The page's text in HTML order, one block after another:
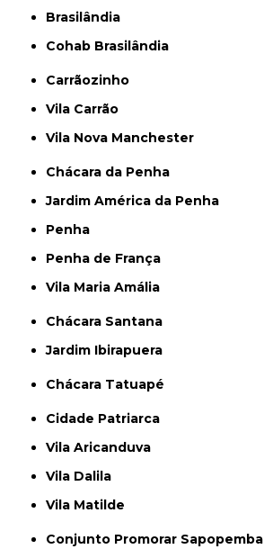
Brasilândia
Cohab Brasilândia
Carrãozinho
Vila Carrão
Vila Nova Manchester
Chácara da Penha
Jardim América da Penha
Penha
Penha de França
Vila Maria Amália
Chácara Santana
Jardim Ibirapuera
Chácara Tatuapé
Cidade Patriarca
Vila Aricanduva
Vila Dalila
Vila Matilde
Conjunto Promorar Sapopemba